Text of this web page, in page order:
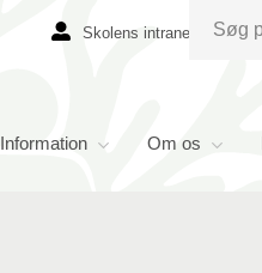
Skolens intranet
Information Om os